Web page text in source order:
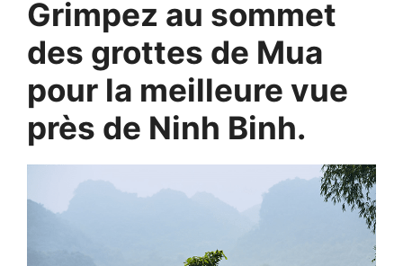
Grimpez au sommet
des grottes de Mua
pour la meilleure vue
près de Ninh Binh.